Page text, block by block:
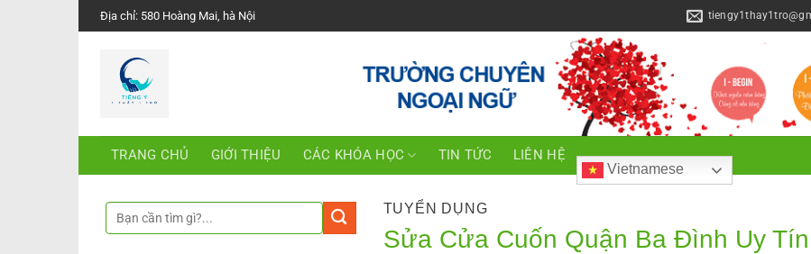
Chuyển
đến
Địa chỉ: 580 Hoàng Mai, hà Nội
TRANG CHỦ GIỚI THIỆU CÁC KHÓA HỌC TIN TỨC LIÊN HỆ
Vietnamese
TUYỂN DỤNG
Sửa Cửa Cuốn Quận Ba Đình Uy